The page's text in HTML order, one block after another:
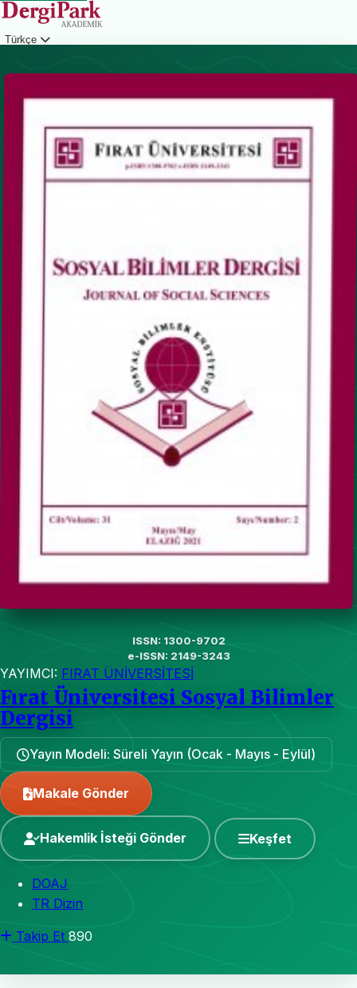
Türkçe
ISSN: 1300-9702
e-ISSN: 2149-3243
YAYIMCI: FIRAT ÜNİVERSİTESİ
Fırat Üniversitesi Sosyal Bilimler
Dergisi
Yayın Modeli: Süreli Yayın (Ocak - Mayıs - Eylül)
Makale Gönder
Hakemlik İsteği Gönder Keşfet
DOAJ
TR Dizin
Takip Et 890